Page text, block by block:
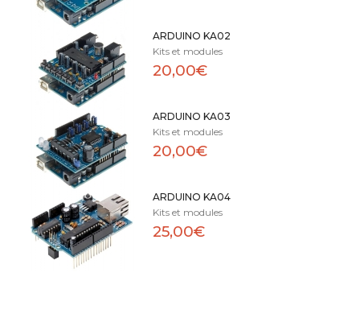
ARDUINO KA02
Kits et modules
20,00€
ARDUINO KA03
Kits et modules
20,00€
ARDUINO KA04
Kits et modules
25,00€